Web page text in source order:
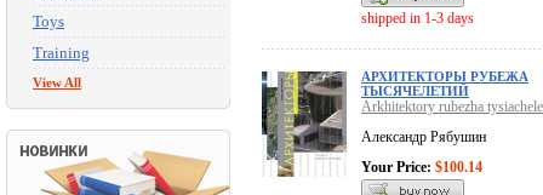
Toys
Training
View All
shipped in 1-3 days
АРХИТЕКТОРЫ РУБЕЖА
ТЫСЯЧЕЛЕТИЙ
Arkhitektory rubezha
Александр Рябушин
Your Price: $100.14